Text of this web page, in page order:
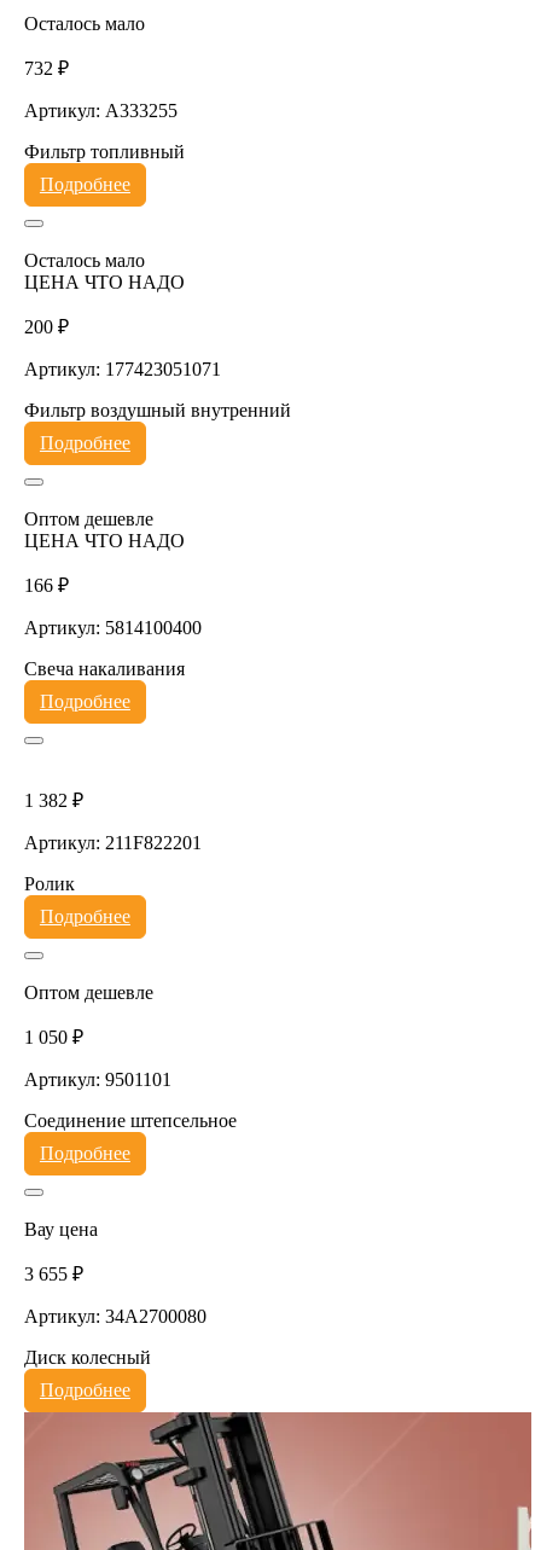
Осталось мало
732 ₽
Артикул: A333255
Фильтр топливный
Подробнее
Осталось мало
ЦЕНА ЧТО НАДО
200 ₽
Артикул: 177423051071
Фильтр воздушный внутренний
Подробнее
Оптом дешевле
ЦЕНА ЧТО НАДО
166 ₽
Артикул: 5814100400
Свеча накаливания
Подробнее
1 382 ₽
Артикул: 211F822201
Ролик
Подробнее
Оптом дешевле
1 050 ₽
Артикул: 9501101
Соединение штепсельное
Подробнее
Вау цена
3 655 ₽
Артикул: 34A2700080
Диск колесный
Подробнее